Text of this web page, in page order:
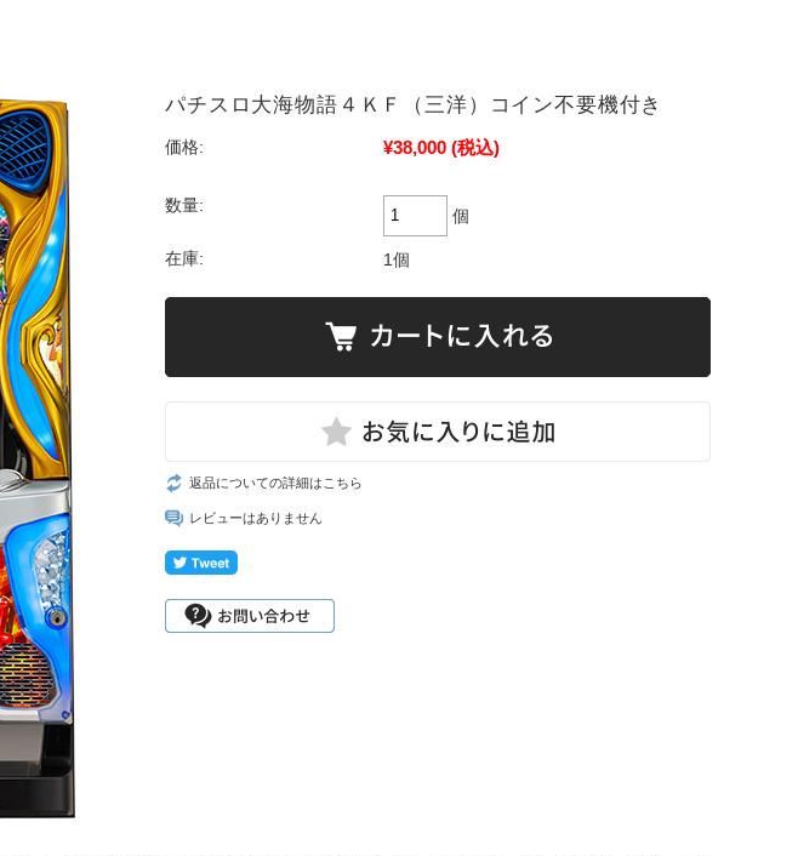
パチスロ大海物語４ＫＦ（三洋）コイン不要機付き
価格: ¥38,000 (税込)
数量:
個
在庫: 1個
返品についての詳細はこちら
レビューはありません